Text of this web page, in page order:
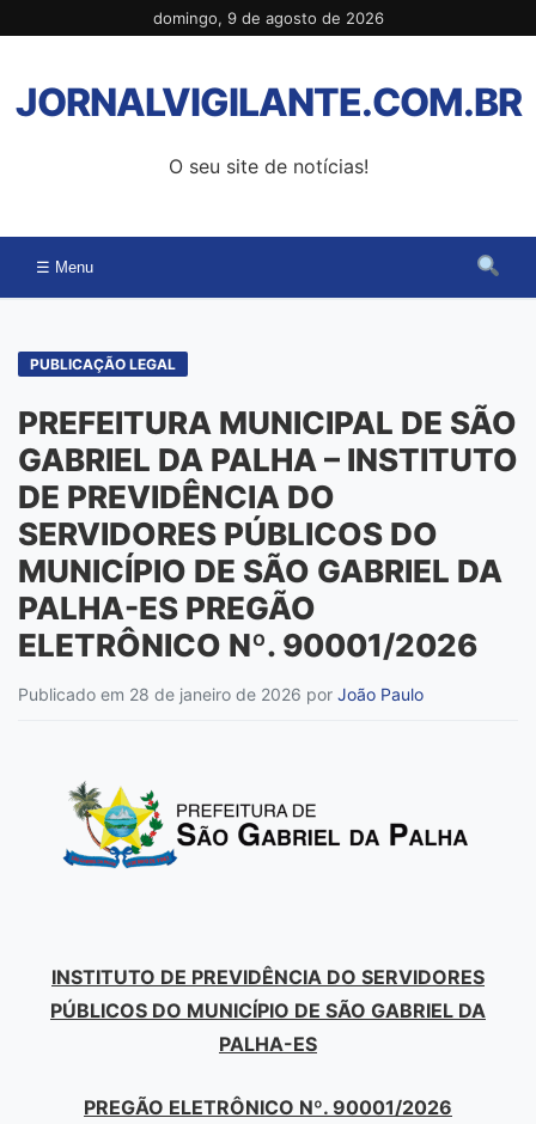
para
conteúdo
domingo, 9 de agosto de 2026
JORNALVIGILANTE.COM.BR
O seu site de notícias!
☰ Menu
PUBLICAÇÃO LEGAL
PREFEITURA MUNICIPAL DE SÃO
GABRIEL DA PALHA – INSTITUTO
DE PREVIDÊNCIA DO
SERVIDORES PÚBLICOS DO
MUNICÍPIO DE SÃO GABRIEL DA
PALHA-ES PREGÃO
ELETRÔNICO Nº. 90001/2026
Publicado em 28 de janeiro de 2026 por João Paulo
INSTITUTO DE PREVIDÊNCIA DO SERVIDORES
PÚBLICOS DO MUNICÍPIO DE SÃO GABRIEL DA
PALHA-ES
PREGÃO ELETRÔNICO Nº. 90001/2026